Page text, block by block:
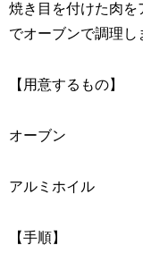
焼き目を付けた肉を
でオーブンで調理し
【用意するもの】
オーブン
アルミホイル
【手順】